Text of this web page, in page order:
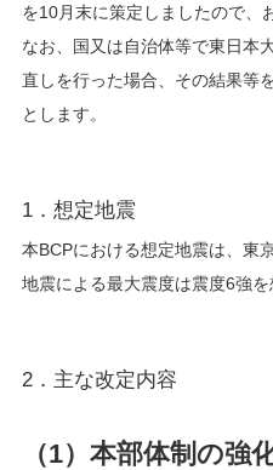
を10月末に策定しましたので、
なお、国又は自治体等で東日本
直しを行った場合、その結果等
とします。
1．想定地震
本BCPにおける想定地震は、東
地震による最大震度は震度6強を
2．主な改定内容
（1）本部体制の強